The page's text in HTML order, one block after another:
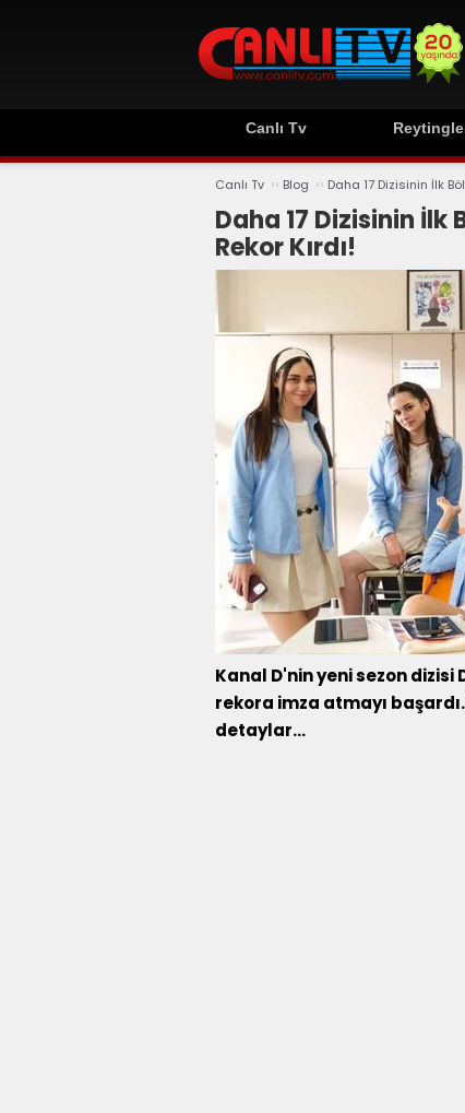
Canlı Tv
Canlı Tv ›› Blog ›› Daha 17 Dizisinin İlk
Daha 17 Dizisinin
Rekor Kırdı!
Kanal D'nin yeni sezon
rekora imza atmayı
detaylar...